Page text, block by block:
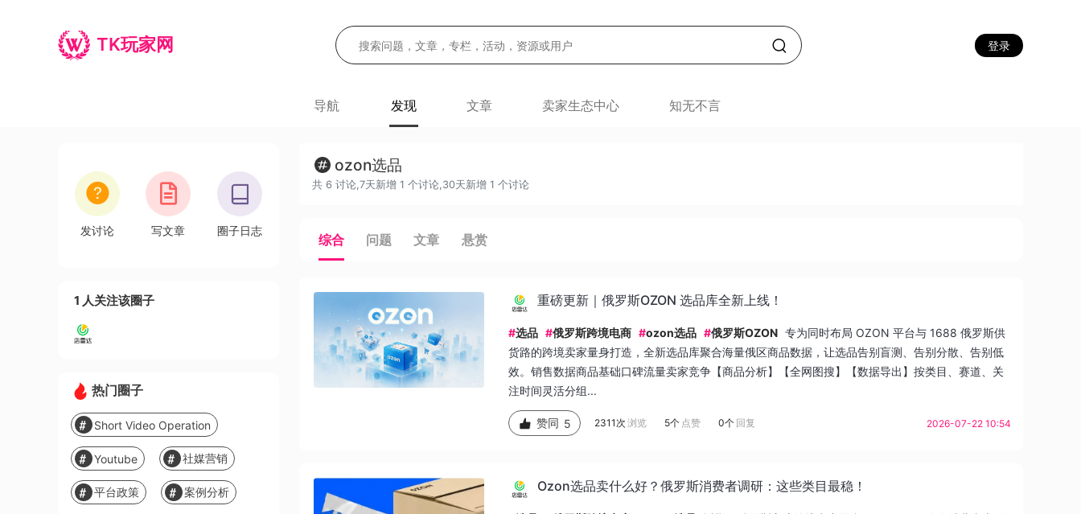
TK玩家网 登录
导航 发现 文章 卖家生态中心 知无不言
发讨论 写文章 圈子日志
1 人关注该圈子
热门圈子
Short Video Operation
Youtube 社媒营销
平台政策 案例分析
ozon选品
共 6 讨论,7天新增 1 个讨论,30天新增 1 个讨论
综合 问题 文章 悬赏
重磅更新｜俄罗斯OZON 选品库全新上线！
#选品 #俄罗斯跨境电商 #ozon选品 #俄罗斯OZON 专为同时布局 OZON 平台与 1688 俄罗斯供
货路的跨境卖家量身打造，全新选品库聚合海量俄区商品数据，让选品告别盲测、告别分散、告别低
效。销售数据商品基础口碑流量卖家竞争【商品分析】【全网图搜】【数据导出】按类目、赛道、关
注时间灵活分组...
赞同 5 2311次 浏览 5个 点赞 0个 回复 2026-07-22 10:54
Ozon选品卖什么好？俄罗斯消费者调研：这些类目最稳！